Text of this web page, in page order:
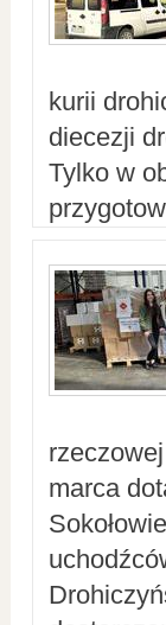
kurii
diecezji
Tylko w
marca